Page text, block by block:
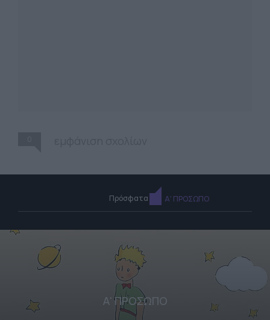
Πρόσφατα Α' ΠΡΟΣΩΠΟ
Α' ΠΡΟΣΩΠΟ